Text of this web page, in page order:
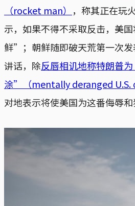
（rocket man） ，称其正在玩
示，如果不得不采取反击，美
鲜”；朝鲜随即破天荒第一次
讲话，除反唇相讥地称特朗普
涂”（mentally deranged U.S.
对地表示将使美国为这番侮辱和